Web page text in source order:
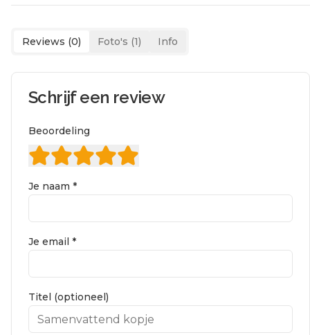
Reviews (0) Foto's (1) Info
Schrijf een review
Beoordeling
Je naam *
Je email *
Titel (optioneel)